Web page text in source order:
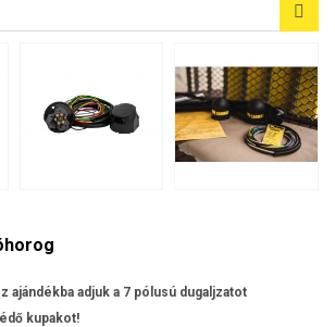
ajándékba adjuk a 7 pólusú dugaljzatot
kupakot!